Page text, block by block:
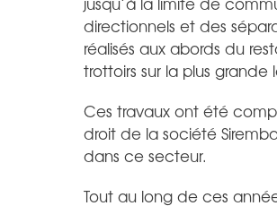
directionnels et des
réalisés aux abords du
trottoirs sur la plus
Ces travaux ont été
droit de la société
dans ce secteur.
Tout au long de ces